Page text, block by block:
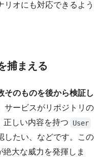
リオにも対応できるよう
捕まえる
そのものを後から検証し
サービスがリポジトリの
正しい内容を持つ User
したい、などです。この
絶大な威力を発揮しま